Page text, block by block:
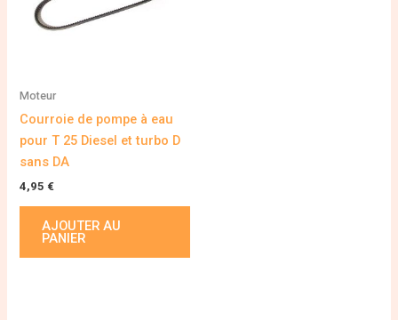
Moteur
Courroie de pompe à eau
pour T 25 Diesel et turbo D
sans DA
4,95 €
AJOUTER AU
PANIER